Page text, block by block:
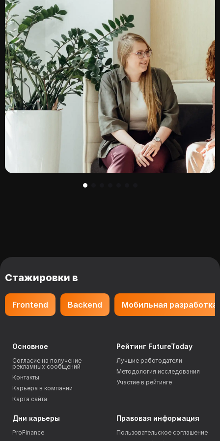
Подходит студентам последних курсов вузов
Обычно длится 3–12 месяцев и позволяет познакомиться с
работой компании и приобрести базовые
профессиональные навыки
Может включать краткосрочные проекты и задания,
позволяющие лучше понять специфику работы в
определенном направлении
Лидерская программа (Curiosity):
Рассчитана на долгосрочную перспективу и направлена на
формирование будущих руководителей компании
Длительность программы — 2 года
Участники проходят 2 ротации длительностью по 1 году в
разных отделах выбранного направления, на каждой из
которых они реализуют важный для компании масштабный
Особое внимание уделяется развитию лидерских качеств,
навыков управления командой и принятия стратегических
Программа включает регулярное взаимодействие с высшим
Стажировки в
Frontend Backend Мобильная разработка
Основное
Согласие на получение
рекламных сообщений
Контакты
Карьера в компании
Карта сайта
Рейтинг FutureToday
Лучшие работодатели
Методология исследования
Участие в рейтинге
Дни карьеры
ProFinance
Правовая информация
Пользовательское соглашение